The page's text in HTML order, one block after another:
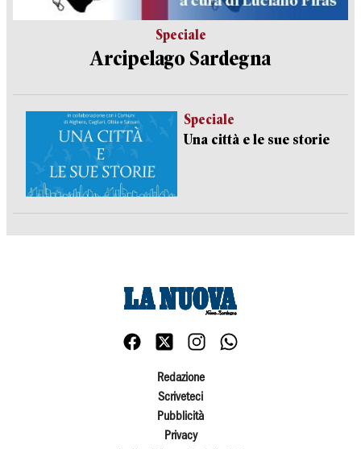
Speciale
Arcipelago Sardegna
Speciale
Una città e le sue storie
Redazione
Scriveteci
Pubblicità
Privacy